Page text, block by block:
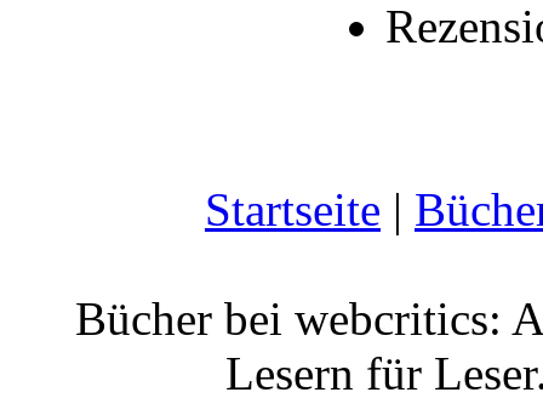
Startseite |
Bücher bei webcritics:
Lesern für